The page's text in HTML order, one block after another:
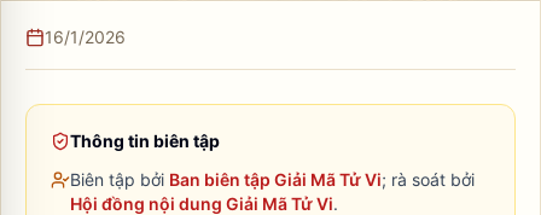
16/1/2026
Thông tin biên tập
Biên tập bởi Ban biên tập Giải Mã Tử Vi; rà soát bởi
Hội đồng nội dung Giải Mã Tử Vi.